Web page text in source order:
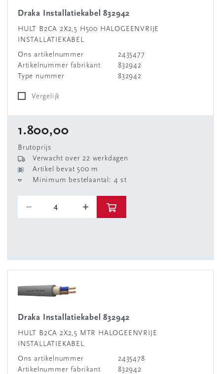
Draka Installatiekabel 832942
HULT B2CA 2X2,5 H500 HALOGEENVRIJE
INSTALLATIEKABEL
Ons artikelnummer
2435477
Artikelnummer fabrikant
832942
Type nummer
832942
Vergelijk
1.800,00
Brutoprijs
Verwacht over 22 werkdagen
Artikel bevat 500 m
Minimum bestelaantal: 4 st
Draka Installatiekabel 832942
HULT B2CA 2X2,5 MTR HALOGEENVRIJE
INSTALLATIEKABEL
Ons artikelnummer
2435478
Artikelnummer fabrikant
832942